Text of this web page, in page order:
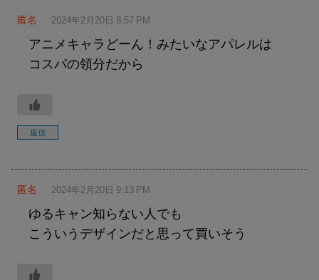
匿名 2024年2月20日 8:57 PM
アニメキャラどーん！みたいなアパレルは
コスパの領分だから
返信
匿名 2024年2月20日 9:13 PM
ゆるキャン知らない人でも
こういうデザインだと思って買いそう